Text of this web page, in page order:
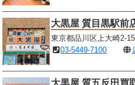
大黒屋 質目黒駅前
東京都品川区上大崎2-
03-5449-7100
大黒屋 質五反田買